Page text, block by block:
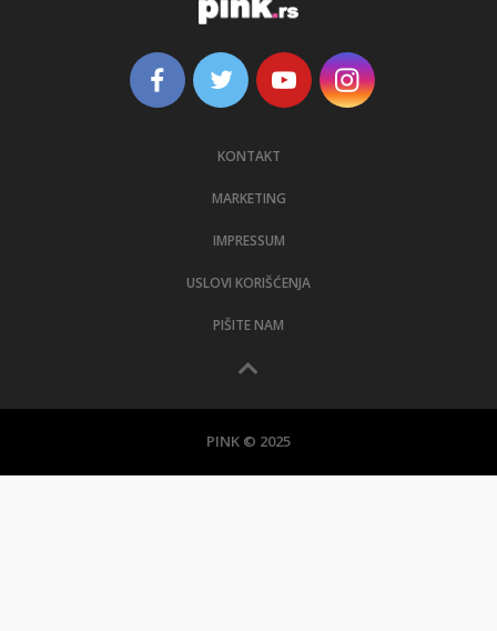
KONTAKT
MARKETING
IMPRESSUM
USLOVI KORIŠĆENJA
PIŠITE NAM
PINK © 2025